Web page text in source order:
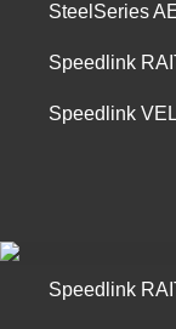
SteelSeries
Speedlink
Speedlink
Speedlink